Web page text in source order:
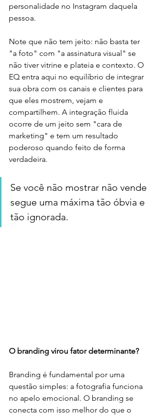
personalidade no Instagram daquela
pessoa.
Note que não tem jeito: não basta ter
"a foto" com "a assinatura visual" se
não tiver vitrine e plateia e contexto. O
EQ entra aqui no equilíbrio de integrar
sua obra com os canais e clientes para
que eles mostrem, vejam e
compartilhem. A integração fluida
ocorre de um jeito sem "cara de
marketing" e tem um resultado
poderoso quando feito de forma
verdadeira.
Se você não mostrar não vende
segue uma máxima tão óbvia e
tão ignorada.
O branding virou fator determinante?
Branding é fundamental por uma
questão simples: a fotografia funciona
no apelo emocional. O branding se
conecta com isso melhor do que o